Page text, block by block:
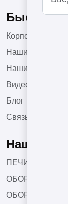
Быстрое
Корпоративный
Наши Продукты
Наши Проекты
Видео
Блог
Связь
Наши
ПЕЧИ